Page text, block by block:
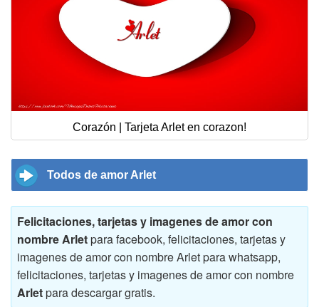
Corazón | Tarjeta Arlet en corazon!
Todos de amor Arlet
Felicitaciones, tarjetas y imagenes de amor con
nombre Arletpara facebook, felicitaciones, tarjetas y
imagenes de amor con nombre Arlet para whatsapp,
felicitaciones, tarjetas y imagenes de amor con nombre
Arletpara descargar gratis.